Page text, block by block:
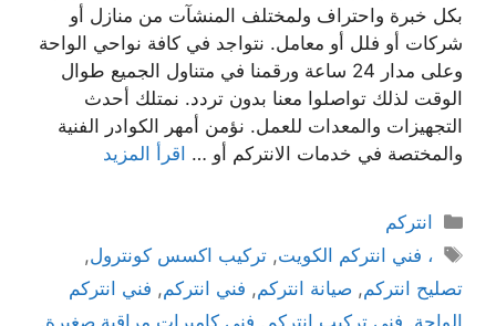
بكل خبرة واحتراف ولمختلف المنشآت من منازل أو
شركات أو فلل أو معامل. نتواجد في كافة نواحي الواحة
وعلى مدار 24 ساعة ورقمنا في متناول الجميع طوال
الوقت لذلك تواصلوا معنا بدون تردد. نمتلك أحدث
التجهيزات والمعدات للعمل. نؤمن أمهر الكوادر الفنية
والمختصة في خدمات الانتركم أو … اقرأ المزيد
انتركم
، فني انتركم الكويت,تركيب اكسس كونترول,
تصليح انتركم, صيانة انتركم, فني انتركم, فني انتركم
الواحة, فني تركيب انتركم, فني كاميرات مراقبة صغيرة,